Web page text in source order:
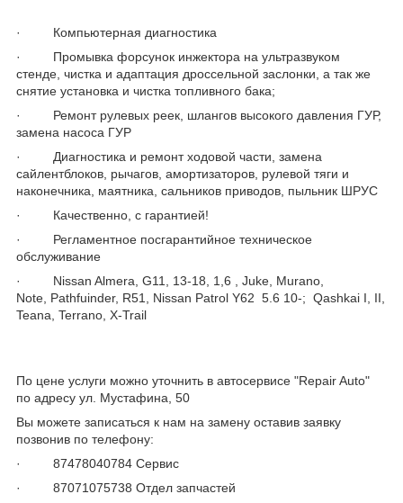
· Компьютерная диагностика
· Промывка форсунок инжектора на ультразвуком
стенде, чистка и адаптация дроссельной заслонки, а так же
снятие установка и чистка топливного бака;
· Ремонт рулевых реек, шлангов высокого давления ГУР,
замена насоса ГУР
· Диагностика и ремонт ходовой части, замена
сайлентблоков, рычагов, амортизаторов, рулевой тяги и
наконечника, маятника, сальников приводов, пыльник ШРУС
· Качественно, с гарантией!
· Регламентное посгарантийное техническое
обслуживание
· Nissan Almera, G11, 13-18, 1,6 , Juke, Murano,
Note, Pathfuinder, R51, Nissan Patrol Y62 5.6 10-; Qashkai I, II,
Teana, Terrano, X-Trail
По цене услуги можно уточнить в автосервисе "Repair Auto"
по адресу ул. Мустафина, 50
Вы можете записаться к нам на замену оставив заявку
позвонив по телефону:
· 87478040784 Сервис
· 87071075738 Отдел запчастей